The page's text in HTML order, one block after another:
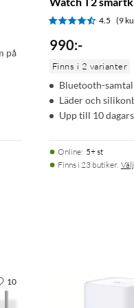
direkt i din smartklocka
kan du svara på sms
kring hur mycket
– och se flera viktiga
än 30 förinstallerade
på
4.5 (9
990:-
Finns i 2 varianter
Bluetooth-samtal
Läder och
Upp till 10
Online: 5+ st
Finns i 23 butiker.
10